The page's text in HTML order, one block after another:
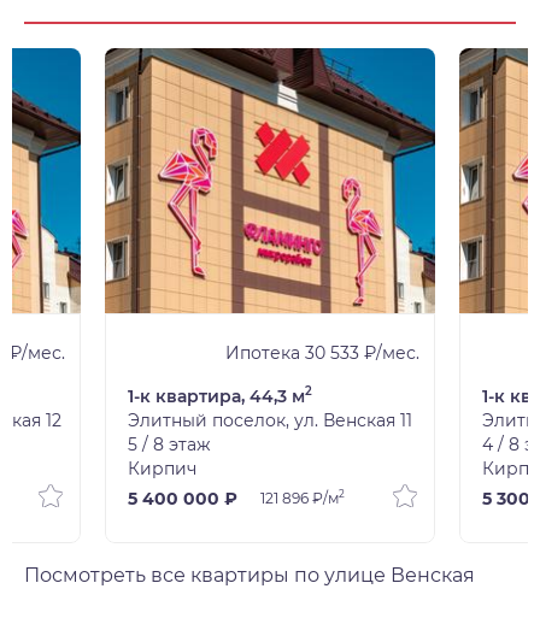
₽/мес.
12
Ипотека 30 533 ₽/мес.
1-к квартира, 44,3 м2
Элитный поселок, ул. Венская 11
5 / 8 этаж
Кирпич
5 400 000 ₽
121 896 ₽/м2
1-к
4 / 8
5 300
Посмотреть все квартиры по улице Венская